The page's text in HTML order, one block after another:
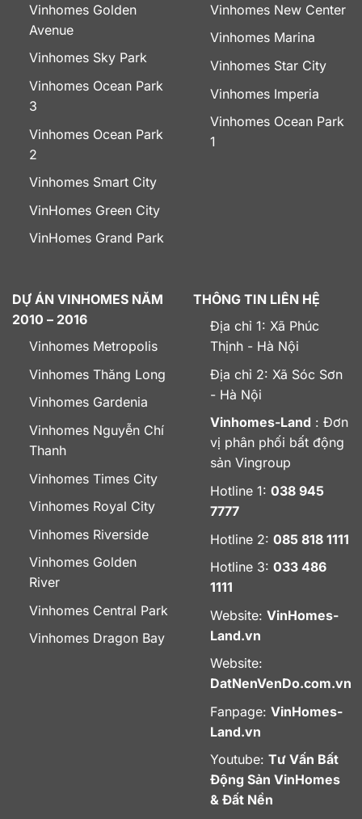
Vinhomes Golden
Avenue
Vinhomes Sky Park
Vinhomes Ocean Park
3
Vinhomes Ocean Park
2
Vinhomes Smart City
VinHomes Green City
VinHomes Grand Park
Vinhomes New Center
Vinhomes Marina
Vinhomes Star City
Vinhomes Imperia
Vinhomes Ocean Park
1
DỰ ÁN VINHOMES NĂM
2010 – 2016
Vinhomes Metropolis
Vinhomes Thăng Long
Vinhomes Gardenia
Vinhomes Nguyễn Chí
Thanh
Vinhomes Times City
Vinhomes Royal City
Vinhomes Riverside
Vinhomes Golden
River
Vinhomes Central Park
Vinhomes Dragon Bay
THÔNG TIN LIÊN HỆ
Địa chỉ 1: Xã Phúc
Thịnh - Hà Nội
Địa chỉ 2: Xã Sóc Sơn
- Hà Nội
Vinhomes-Land : Đơn
vị phân phối bất động
sản Vingroup
Hotline 1: 038 945
7777
Hotline 2: 085 818 1111
Hotline 3: 033 486
1111
Website: VinHomes-
Land.vn
Website:
DatNenVenDo.com.vn
Fanpage: VinHomes-
Land.vn
Youtube: Tư Vấn Bất
Động Sản VinHomes
& Đất Nền